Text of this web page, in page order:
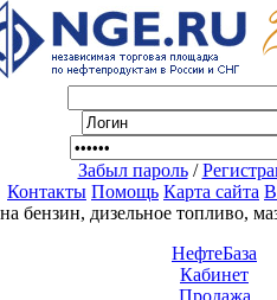
Забыл пароль/
Контакты Помощь Карта сайта
бензин, дизельное топливо,
НефтеБаза
Кабинет
Продажа